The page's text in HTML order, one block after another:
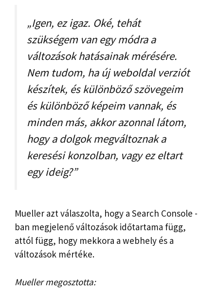
„Igen, ez igaz. Oké, tehát
szükségem van egy módra a
változások hatásainak mérésére.
Nem tudom, ha új weboldal verziót
készítek, és különböző szövegeim
és különböző képeim vannak, és
minden más, akkor azonnal látom,
hogy a dolgok megváltoznak a
keresési konzolban, vagy ez eltart
egy ideig?”
Mueller azt válaszolta, hogy a Search Console -
ban megjelenő változások időtartama függ,
attól függ, hogy mekkora a webhely és a
változások mértéke.
Mueller megosztotta: